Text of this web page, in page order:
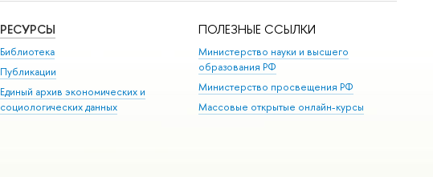
РЕСУРСЫ
Библиотека
Публикации
Единый архив экономических и
социологических данных
ПОЛЕЗНЫЕ ССЫЛКИ
Министерство науки и высшего
образования РФ
Министерство просвещения РФ
Массовые открытые онлайн-курсы